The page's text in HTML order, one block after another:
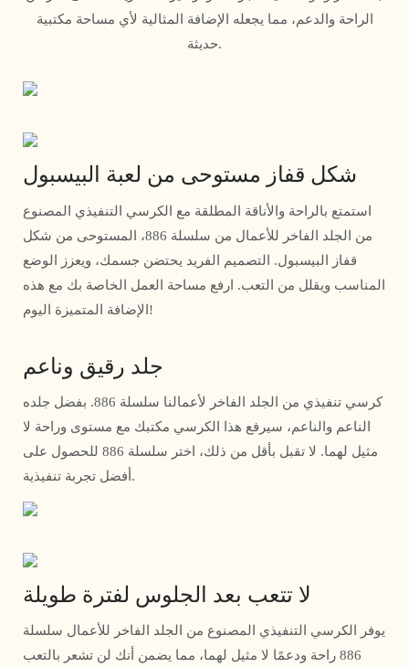
الراحة والدعم، مما يجعله الإضافة المثالية لأي مساحة مكتبية
حديثة.
شكل قفاز مستوحى من لعبة البيسبول
استمتع بالراحة والأناقة المطلقة مع الكرسي التنفيذي المصنوع
من الجلد الفاخر للأعمال من سلسلة 886، المستوحى من شكل
قفاز البيسبول. التصميم الفريد يحتضن جسمك، ويعزز الوضع
المناسب ويقلل من التعب. ارفع مساحة العمل الخاصة بك مع هذه
الإضافة المتميزة اليوم!
جلد رقيق وناعم
كرسي تنفيذي من الجلد الفاخر لأعمالنا سلسلة 886. بفضل جلده
الناعم والناعم، سيرفع هذا الكرسي مكتبك مع مستوى وراحة لا
مثيل لهما. لا تقبل بأقل من ذلك، اختر سلسلة 886 للحصول على
أفضل تجربة تنفيذية.
لا تتعب بعد الجلوس لفترة طويلة
يوفر الكرسي التنفيذي المصنوع من الجلد الفاخر للأعمال سلسلة
886 راحة ودعمًا لا مثيل لهما، مما يضمن أنك لن تشعر بالتعب